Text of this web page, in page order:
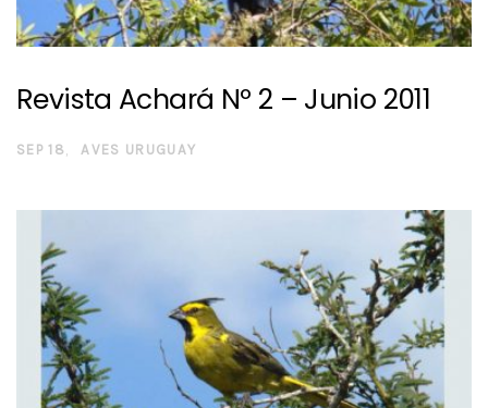
Revista Achará Nº 2 – Junio 2011
SEP 18 AVES URUGUAY